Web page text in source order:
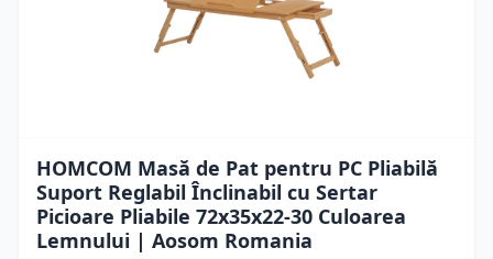
HOMCOM Masă de Pat pentru PC Pliabilă
Suport Reglabil Înclinabil cu Sertar
Picioare Pliabile 72x35x22-30 Culoarea
Lemnului | Aosom Romania